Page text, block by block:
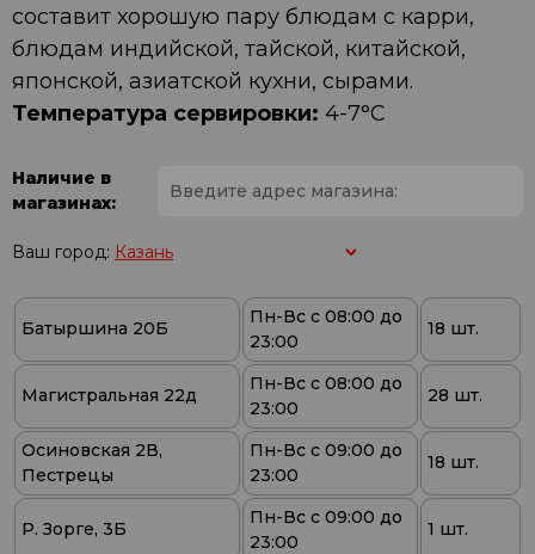
составит хорошую пару блюдам с карри,
блюдам индийской, тайской, китайской,
японской, азиатской кухни, сырами.
Температура сервировки: 4-7°C
Наличие в
магазинах:
Ваш город:
Батыршина 20Б
Пн-Вс с 08:00 до
23:00
18 шт.
Магистральная 22д
Пн-Вс с 08:00 до
23:00
28 шт.
Осиновская 2В,
Пестрецы
Пн-Вс с 09:00 до
23:00
18 шт.
Р. Зорге, 3Б
Пн-Вс с 09:00 до
23:00
1 шт.